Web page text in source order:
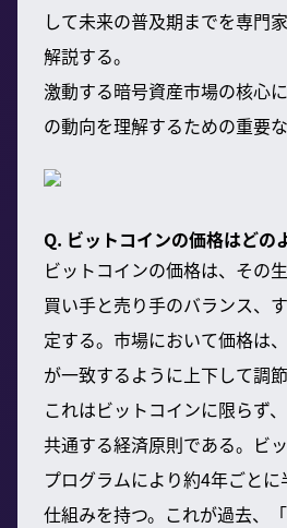
して未来の普及期までを専門
解説する。
激動する暗号資産市場の核心
の動向を理解するための重要
Q. ビットコインの価格はどの
ビットコインの価格は、その
買い手と売り手のバランス、
定する。市場において価格は
が一致するように上下して調
これはビットコインに限らず
共通する経済原則である。ビ
プログラムにより約4年ごと
仕組みを持つ。これが過去、